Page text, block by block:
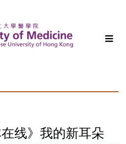
在线》我的新耳朵